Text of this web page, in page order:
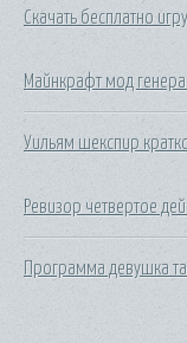
Скачать бесплатно
Майнкрафт мод
Уильям шекспир
Ревизор четвертое
Программа девушка